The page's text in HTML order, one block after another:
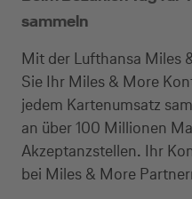
sammeln
Mit der Lufthansa Miles
Sie Ihr Miles & More
jedem Kartenumsatz
an über 100 Millionen
Akzeptanzstellen. Ihr
bei Miles & More